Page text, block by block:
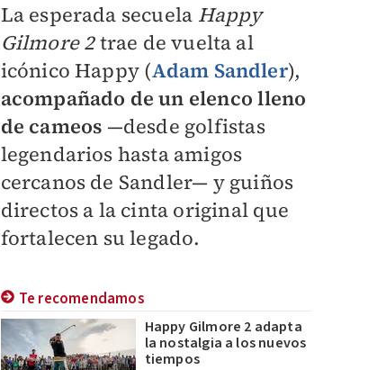
La esperada secuela Happy
Gilmore 2trae de vuelta al
icónico Happy (Adam Sandler),
acompañado de un elenco lleno
de cameos —desde golfistas
legendarios hasta amigos
cercanos de Sandler— y guiños
directos a la cinta original que
fortalecen su legado.
Te recomendamos
Happy Gilmore 2 adapta
la nostalgia a los nuevos
tiempos